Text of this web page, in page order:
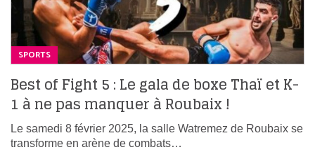
SPORTS
Best of Fight 5 : Le gala de boxe Thaï et K-
1 à ne pas manquer à Roubaix !
Le samedi 8 février 2025, la salle Watremez de Roubaix se
transforme en arène de combats…